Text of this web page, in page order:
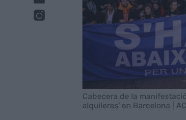
Cabecera de la
alquileres' en Barcelona |